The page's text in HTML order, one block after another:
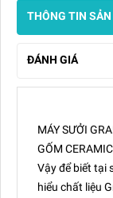
THÔNG TIN
ĐÁNH GIÁ
MÁY SƯỞI
GỐM
Vậy để biết tại
hiểu chất liệu